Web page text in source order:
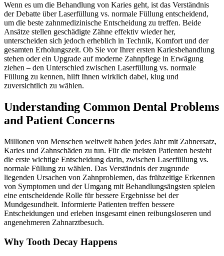
Wenn es um die Behandlung von Karies geht, ist das Verständnis
der Debatte über Laserfüllung vs. normale Füllung entscheidend,
um die beste zahnmedizinische Entscheidung zu treffen. Beide
Ansätze stellen geschädigte Zähne effektiv wieder her,
unterscheiden sich jedoch erheblich in Technik, Komfort und der
gesamten Erholungszeit. Ob Sie vor Ihrer ersten Kariesbehandlung
stehen oder ein Upgrade auf moderne Zahnpflege in Erwägung
ziehen – den Unterschied zwischen Laserfüllung vs. normale
Füllung zu kennen, hilft Ihnen wirklich dabei, klug und
zuversichtlich zu wählen.
Understanding Common Dental Problems
and Patient Concerns
Millionen von Menschen weltweit haben jedes Jahr mit Zahnersatz,
Karies und Zahnschäden zu tun. Für die meisten Patienten besteht
die erste wichtige Entscheidung darin, zwischen Laserfüllung vs.
normale Füllung zu wählen. Das Verständnis der zugrunde
liegenden Ursachen von Zahnproblemen, das frühzeitige Erkennen
von Symptomen und der Umgang mit Behandlungsängsten spielen
eine entscheidende Rolle für bessere Ergebnisse bei der
Mundgesundheit. Informierte Patienten treffen bessere
Entscheidungen und erleben insgesamt einen reibungsloseren und
angenehmeren Zahnarztbesuch.
Why Tooth Decay Happens